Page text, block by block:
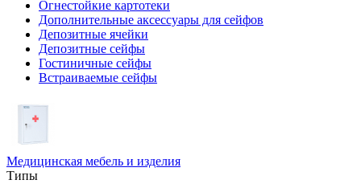
Огнестойкие картотеки
Дополнительные аксессуары для сейфов
Депозитные ячейки
Депозитные сейфы
Гостиничные сейфы
Встраиваемые сейфы
Медицинская мебель и изделия
Типы